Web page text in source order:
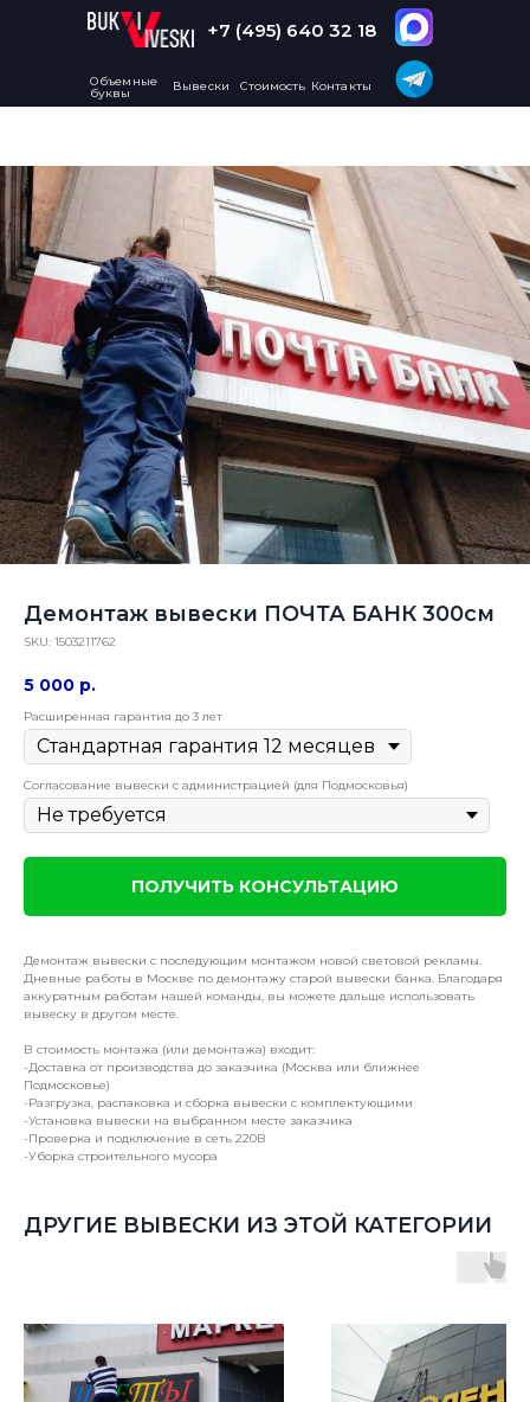
Объемные
буквы Вывески Стоимость Контакты
+7 (495) 640 32 18
Демонтаж вывески ПОЧТА БАНК 300см
SKU: 1503211762
5 000 р.
Расширенная гарантия до 3 лет
Согласование вывески с администрацией (для Подмосковья)
ПОЛУЧИТЬ КОНСУЛЬТАЦИЮ
Демонтаж вывески с последующим монтажом новой световой рекламы.
Дневные работы в Москве по демонтажу старой вывески банка. Благодаря
аккуратным работам нашей команды, вы можете дальше использовать
вывеску в другом месте.
В стоимость монтажа (или демонтажа) входит:
-Доставка от производства до заказчика (Москва или ближнее
Подмосковье)
-Разгрузка, распаковка и сборка вывески с комплектующими
-Установка вывески на выбранном месте заказчика
-Проверка и подключение в сеть 220В
-Уборка строительного мусора
ДРУГИЕ ВЫВЕСКИ ИЗ ЭТОЙ КАТЕГОРИИ